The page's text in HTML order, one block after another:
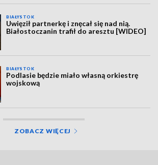
BIAŁYSTOK
Uwięził partnerkę i znęcał się nad nią.
Białostoczanin trafił do aresztu [WIDEO]
BIAŁYSTOK
Podlasie będzie miało własną orkiestrę
wojskową
ZOBACZ WIĘCEJ